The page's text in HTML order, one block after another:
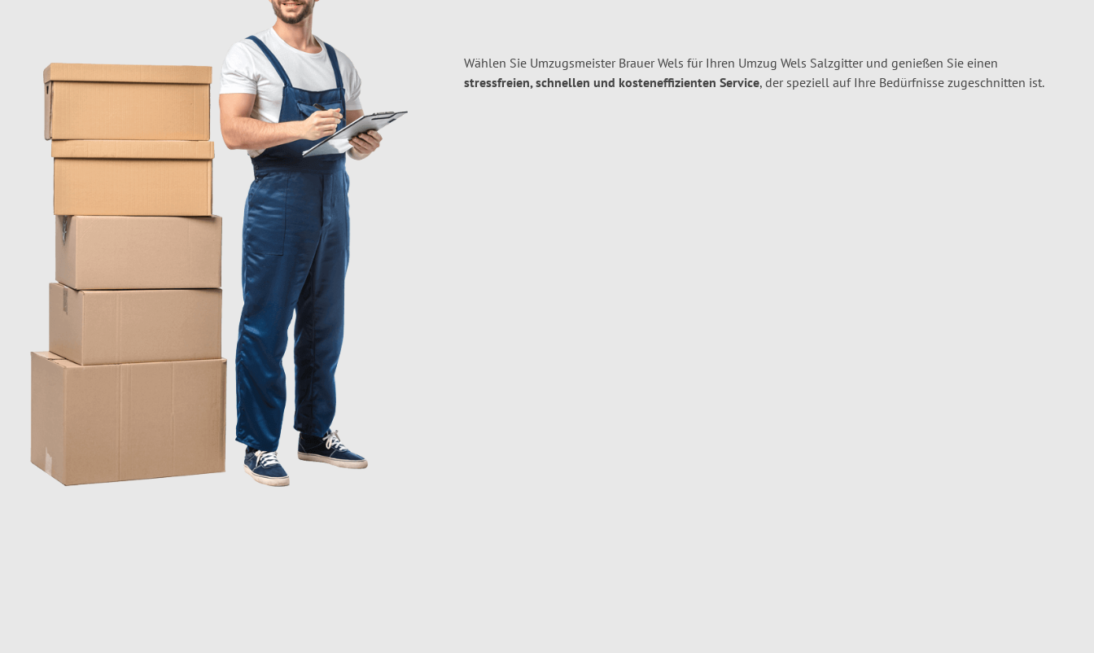
Wählen Sie Umzugsmeister Brauer Wels für Ihren Umzug Wels Salzgitter und genießen Sie einen
stressfreien, schnellen und kosteneffizienten Service, der speziell auf Ihre Bedürfnisse zugeschnitten ist.